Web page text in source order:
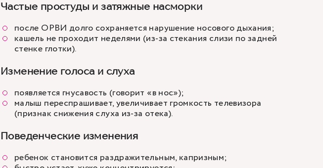
Частые простуды и затяжные насморки
после ОРВИ долго сохраняется нарушение носового дыхания;
кашель не проходит неделями (из-за стекания слизи по задней
стенке глотки).
Изменение голоса и слуха
появляется гнусавость (говорит «в нос»);
малыш переспрашивает, увеличивает громкость телевизора
(признак снижения слуха из-за отека).
Поведенческие изменения
ребенок становится раздражительным, капризным;